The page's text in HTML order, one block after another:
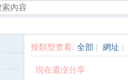
按類型查看: 全部 | 網址 |
現在還沒分享